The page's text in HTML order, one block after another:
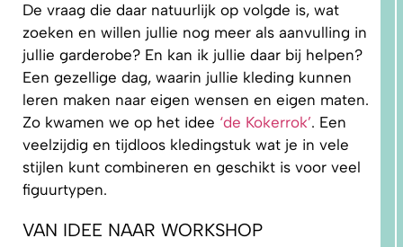
De vraag die daar natuurlijk op volgde is, wat
zoeken en willen jullie nog meer als aanvulling in
jullie garderobe? En kan ik jullie daar bij helpen?
Een gezellige dag, waarin jullie kleding kunnen
leren maken naar eigen wensen en eigen maten.
Zo kwamen we op het idee ‘de Kokerrok’. Een
veelzijdig en tijdloos kledingstuk wat je in vele
stijlen kunt combineren en geschikt is voor veel
figuurtypen.
VAN IDEE NAAR WORKSHOP